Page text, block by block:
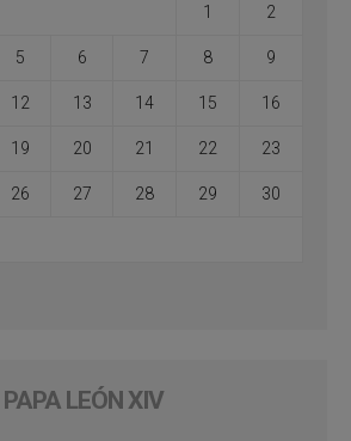
1 2
5 6 7 8 9
12 13 14 15 16
19 20 21 22 23
26 27 28 29 30
PAPA LEÓN XIV